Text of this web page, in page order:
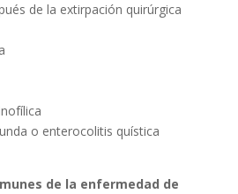
de la extirpación quirúrgica
o enterocolitis quística
de la enfermedad de